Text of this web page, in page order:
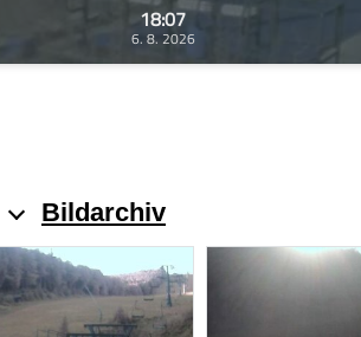
18:07
6. 8. 2026
Bildarchiv